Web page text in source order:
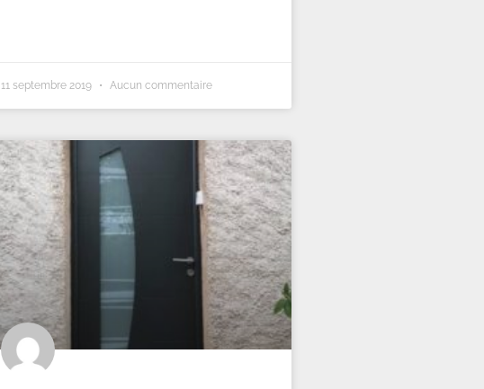
11 septembre 2019 Aucun commentaire